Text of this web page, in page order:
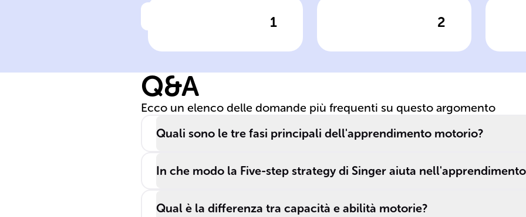
1
______, si
comprensione
iniziale del
movimento
tramite istruzioni
Clicca per vedere la risposta 2
______, il
riducono gli
______.
Clicca per vedere la risposta
Q&A
Ecco un elenco delle domande più frequenti su questo argomento
Quali sono le tre fasi principali dell'apprendimento motorio?
In che modo la Five-step strategy di Singer aiuta
Qual è la differenza tra capacità e abilità motorie?